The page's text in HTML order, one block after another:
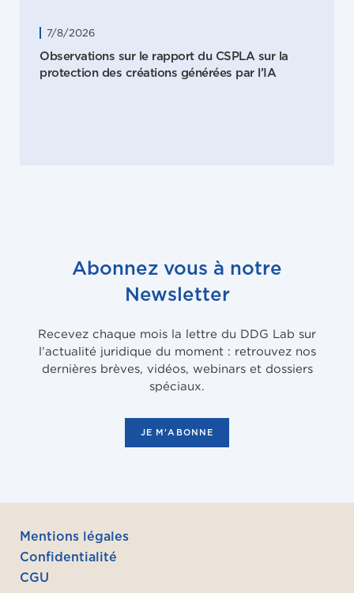
7/8/2026
Observations sur le rapport du CSPLA sur la
protection des créations générées par l’IA
Abonnez vous à notre
Newsletter
Recevez chaque mois la lettre du DDG Lab sur
l’actualité juridique du moment : retrouvez nos
dernières brèves, vidéos, webinars et dossiers
spéciaux.
JE M'ABONNE
Mentions légales
Confidentialité
CGU